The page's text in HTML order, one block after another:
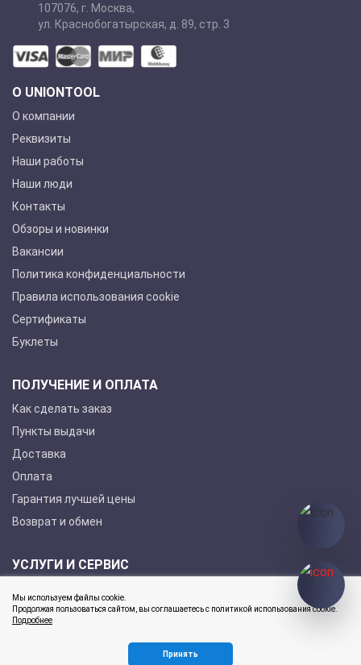
107076, г. Москва,
ул. Краснобогатырская, д. 89, стр. 3
О UNIONTOOL
О компании
Реквизиты
Наши работы
Наши люди
Контакты
Обзоры и новинки
Вакансии
Политика конфиденциальности
Правила использования cookie
Сертификаты
Буклеты
ПОЛУЧЕНИЕ И ОПЛАТА
Как сделать заказ
Пункты выдачи
Доставка
Оплата
Гарантия лучшей цены
Возврат и обмен
УСЛУГИ И СЕРВИС
Гарантийное обслуживание
Мы используем файлы cookie.
Продолжая пользоваться сайтом, вы соглашаетесь с политикой использования cookie.
Подробнее
Принять